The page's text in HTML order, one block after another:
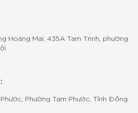
Hoàng Mai, 435A Tam Trinh, phường
Phường Tam Phước, Tỉnh Đồng